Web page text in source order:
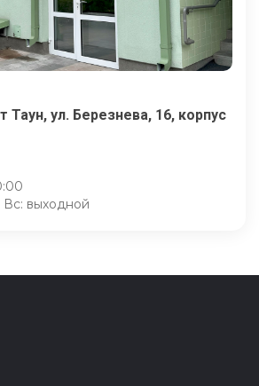
Таун, ул. Березнева, 16, корпус
Вс: выходной